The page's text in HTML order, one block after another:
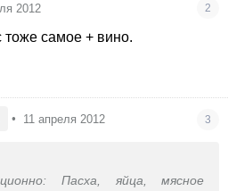
2012 2
тоже самое + вино.
• 11 апреля 2012 3
Пасха, яйца, мясное